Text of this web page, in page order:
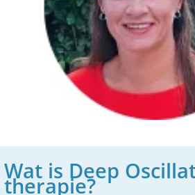
Wat is Deep
therapie?